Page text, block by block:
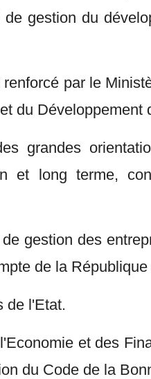
gestion du
par le
du Développement
grandes
et long terme,
gestion des
de la
de l'Etat.
et des
du Code de la